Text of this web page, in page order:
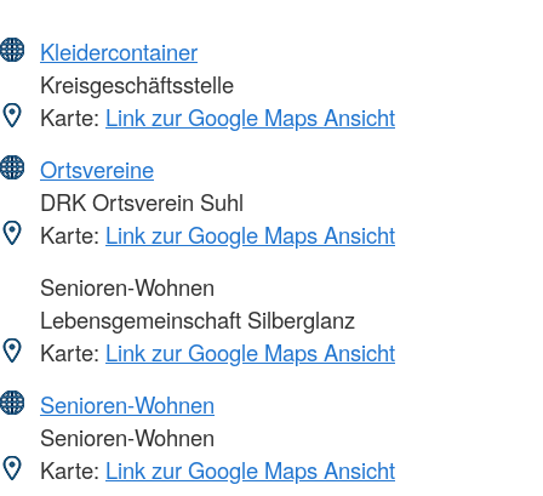
Kleidercontainer
Kreisgeschäftsstelle
Karte: Link zur Google Maps Ansicht
Ortsvereine
DRK Ortsverein Suhl
Karte: Link zur Google Maps Ansicht
Senioren-Wohnen
Lebensgemeinschaft Silberglanz
Karte: Link zur Google Maps Ansicht
Senioren-Wohnen
Senioren-Wohnen
Karte: Link zur Google Maps Ansicht